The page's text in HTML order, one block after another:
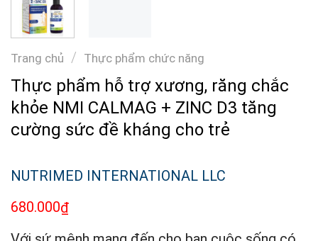
Trang chủ / Thực phẩm chức năng
Thực phẩm hỗ trợ xương, răng chắc
khỏe NMI CALMAG + ZINC D3 tăng
cường sức đề kháng cho trẻ
NUTRIMED INTERNATIONAL LLC
680.000₫